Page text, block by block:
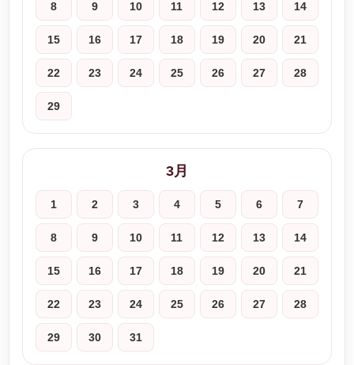
8 9 10 11 12 13 14
15 16 17 18 19 20 21
22 23 24 25 26 27 28
29
3月
1 2 3 4 5 6 7
8 9 10 11 12 13 14
15 16 17 18 19 20 21
22 23 24 25 26 27 28
29 30 31